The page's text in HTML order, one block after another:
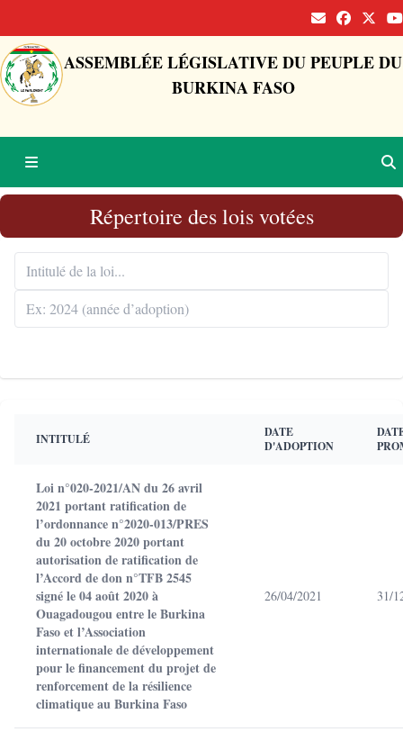
ASSEMBLÉE LÉGISLATIVE DU PEUPLE DU
BURKINA FASO
Répertoire des lois votées
INTITULÉ
DATE
D'ADOPTION
Loi n°020-2021/AN du 26 avril
2021 portant ratification de
l’ordonnance n°2020-013/PRES
du 20 octobre 2020 portant
autorisation de ratification de
l’Accord de don n°TFB 2545
signé le 04 août 2020 à
Ouagadougou entre le Burkina
Faso et l’Association
internationale de développement
pour le financement du projet de
renforcement de la résilience
climatique au Burkina Faso
26/04/2021 31/